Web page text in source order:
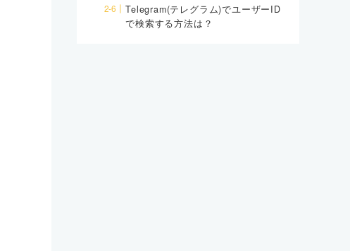
Telegram(テレグラム)でユーザーID
で検索する方法は？